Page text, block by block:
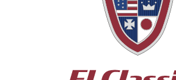
56 CHEVY BEL-AIR * KOMO *
56 CHEVY BEL-AIR *SPARKLE 56
57 CHEVY BEL-AIR CONVERTIBLE